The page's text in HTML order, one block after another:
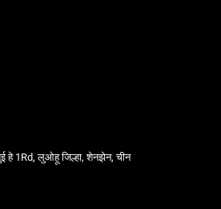
हे 1Rd, लुओहू जिल्हा, शेनझेन, चीन